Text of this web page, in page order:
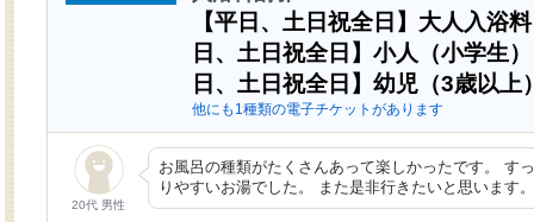
【平日、土日祝全日】大人入浴
日、土日祝全日】小人（小学生
日、土日祝全日】幼児（3歳以上
他にも1種類の電子チケットがあります
20代 男性
お風呂の種類がたくさんあって楽しかったです。 す
りやすいお湯でした。 また是非行きたいと思います。